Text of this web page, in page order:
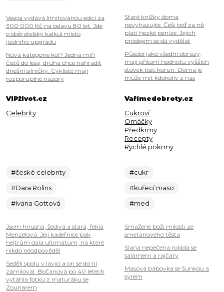
Vespa vydává limitovanou edici za
300 000 Kč na oslavu 80 let. Jde
o sběratelský kalkul místo
jízdního upgradu
Nová kategorie kol? Jedna míří
čistě do lesa, druhá chce nahradit
dnešní silničky. Cyklisté mají
rozporuplné názory
Staré knížky doma
nevyhazujte. Češi teď za ně
platí hezké peníze. Jejich
prodejem se dá vydělat
Působí jako všední obrazy,
mají přitom hodnotu vyšších
stovek tisíc korun. Doma je
může mít kdokoliv z nás
VIPživot.cz
Celebrity
#české celebrity
#Dara Rolins
#Ivana Gottová
Jsem hnusná, šedivá a stará, řekla
Menzelová. Její kadeřnice pak
hejtrům dala ultimátum, na které
nikdo neodpověděl
Seděli spolu v lavici a on se do ní
zamiloval. Bočanová po 40 letech
vytáhla fotku z maturáku se
Zounarem
Vařímedobroty.cz
Cukroví
Omáčky
Předkrmy
Recepty
Rychlé pokrmy
#cukr
#kuřecí maso
#med
Smažené boží milosti ze
smetanového těsta
Slaná nepečená roláda se
salámem a rajčaty
Masová bábovka se šunkou a
sýrem